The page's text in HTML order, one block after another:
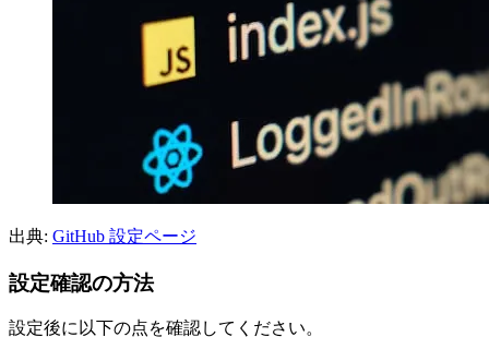
出典: GitHub 設定ページ
設定確認の方法
設定後に以下の点を確認してください。